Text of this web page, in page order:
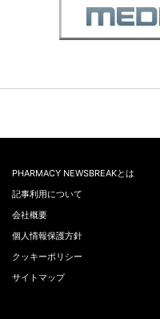
PHARMACY NEWSBREAKとは
記事利用について
会社概要
個人情報保護方針
クッキーポリシー
サイトマップ